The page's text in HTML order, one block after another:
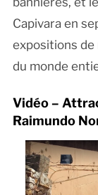
Capivara en
expositions de
du monde
Vidéo –
Raimundo